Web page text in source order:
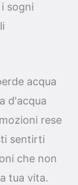
sogni
acqua
d'acqua
rese
sentirti
che non
tua vita.